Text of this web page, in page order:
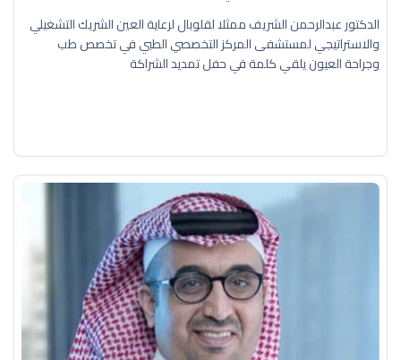
الدكتور عبدالرحمن الشريف ممثلا لقلوبال لرعاية العين الشريك التشغيلي
والاستراتيجي لمستشفى المركز التخصصي الطبي في تخصص طب
وجراحة العيون يلقي كلمة في حفل تمديد الشراكة